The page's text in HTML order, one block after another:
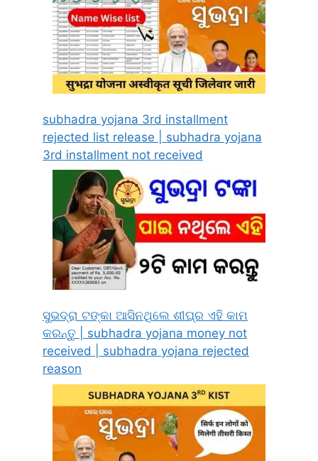
subhadra yojana 3rd installment
rejected list release | subhadra yojana
3rd installment not received
ସୁଭଦ୍ରା ଟଙ୍କା ଆସିନଥିଲେ ଶୀଘ୍ର ଏହି କାମ
କରନ୍ତୁ | subhadra yojana money not
received | subhadra yojana rejected
reason